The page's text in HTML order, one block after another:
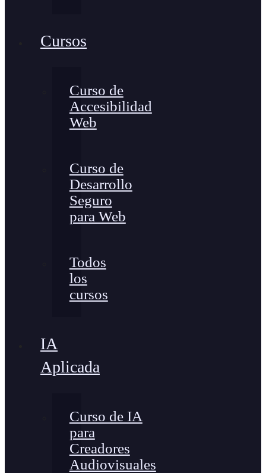
Cursos
Curso de
Accesibilidad
Web
Curso de
Desarrollo
Seguro
para Web
Todos
los
cursos
IA
Aplicada
Curso de IA
para
Creadores
Audiovisuales